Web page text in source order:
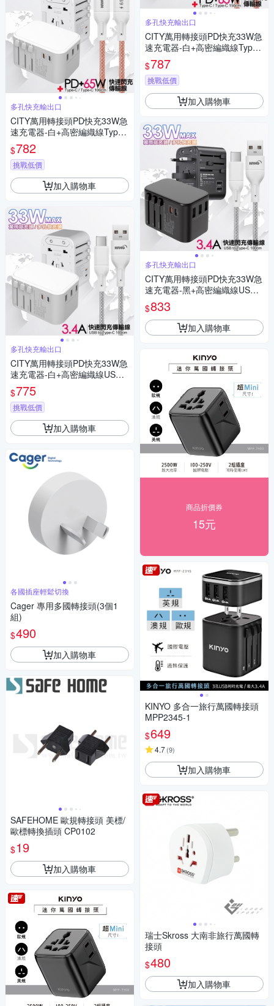
多孔快充輸出口
CITY萬用轉接頭PD快充33W急
速充電器-白+高密編織線Type-
C to Type-C充電線-100cm
$782
挑戰低價
加入購物車
多孔快充輸出口
CITY萬用轉接頭PD快充33W急
速充電器-白+高密編織線USB t
o Type-C充電線-100cm
$775
挑戰低價
加入購物車
各國插座輕鬆切換
Cager 專用多國轉接頭(3個1
組)
$490
加入購物車
SAFEHOME 歐規轉接頭 美標/
歐標轉換插頭 CP0102
$19
加入購物車
多孔快充輸出口
CITY萬用轉接頭PD快充33W急
速充電器-白+高密編織線Type-
C to Type-C充電線-150cm
$787
挑戰低價
加入購物車
多孔快充輸出口
CITY萬用轉接頭PD快充33W急
速充電器-黑+高密編織線USB t
o Type-C充電線-100cm
$833
加入購物車
商品折價券
15元
KINYO 多合一旅行萬國轉接頭
MPP2345-1
$649
4.7(9)
加入購物車
瑞士Skross 大南非旅行萬國轉
接頭
$480
加入購物車